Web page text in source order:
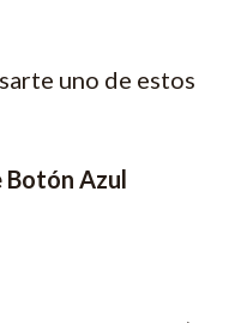
uno de estos
Botón Azul